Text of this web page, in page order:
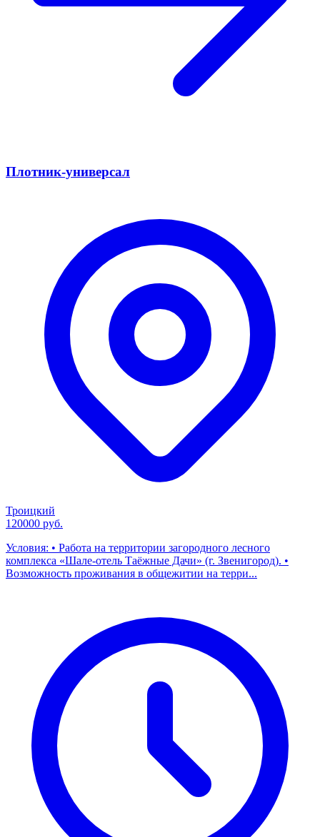
Плотник-универсал
Троицкий
120000 руб.
Условия: • Работа на территории загородного лесного
комплекса «Шале-отель Таёжные Дачи» (г. Звенигород). •
Возможность проживания в общежитии на терри...